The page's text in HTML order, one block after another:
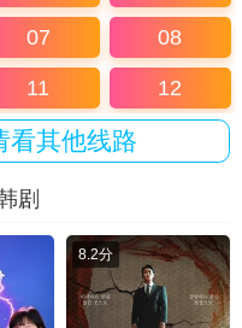
07 08
11 12
看其他线路
剧
8.2分